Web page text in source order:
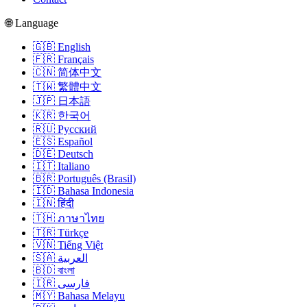
🌐 Language
🇬🇧 English
🇫🇷 Français
🇨🇳 简体中文
🇹🇼 繁體中文
🇯🇵 日本語
🇰🇷 한국어
🇷🇺 Русский
🇪🇸 Español
🇩🇪 Deutsch
🇮🇹 Italiano
🇧🇷 Português (Brasil)
🇮🇩 Bahasa Indonesia
🇮🇳 हिंदी
🇹🇭 ภาษาไทย
🇹🇷 Türkçe
🇻🇳 Tiếng Việt
🇸🇦 العربية
🇧🇩 বাংলা
🇮🇷 فارسی
🇲🇾 Bahasa Melayu